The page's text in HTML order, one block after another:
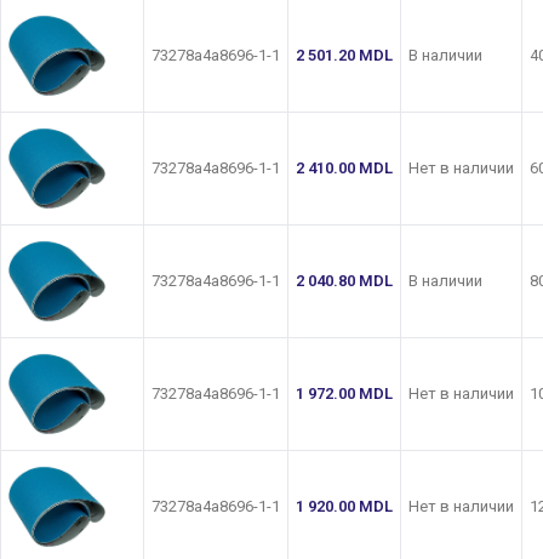
73278a4a8696-1-1 2 501.20 MDL В наличии
73278a4a8696-1-1 2 410.00 MDL Нет в наличии
73278a4a8696-1-1 2 040.80 MDL В наличии
73278a4a8696-1-1 1 972.00 MDL Нет в наличии
73278a4a8696-1-1 1 920.00 MDL Нет в наличии